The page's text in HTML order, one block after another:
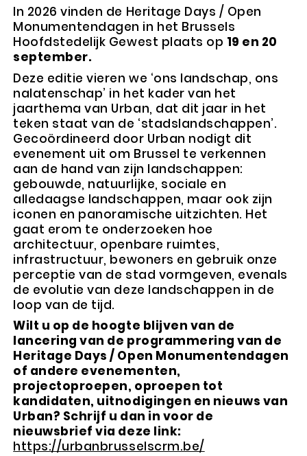
In 2026 vinden de Heritage Days / Open
Monumentendagen in het Brussels
Hoofdstedelijk Gewest plaats op 19 en 20
september.
Deze editie vieren we ‘ons landschap, ons
nalatenschap’ in het kader van het
jaarthema van Urban, dat dit jaar in het
teken staat van de ‘stadslandschappen’.
Gecoördineerd door Urban nodigt dit
evenement uit om Brussel te verkennen
aan de hand van zijn landschappen:
gebouwde, natuurlijke, sociale en
alledaagse landschappen, maar ook zijn
iconen en panoramische uitzichten. Het
gaat erom te onderzoeken hoe
architectuur, openbare ruimtes,
infrastructuur, bewoners en gebruik onze
perceptie van de stad vormgeven, evenals
de evolutie van deze landschappen in de
loop van de tijd.
Wilt u op de hoogte blijven van de
lancering van de programmering van de
Heritage Days / Open Monumentendagen
of andere evenementen,
projectoproepen, oproepen tot
kandidaten, uitnodigingen en nieuws van
Urban? Schrijf u dan in voor de
nieuwsbrief via deze link:
https://urbanbrusselscrm.be/